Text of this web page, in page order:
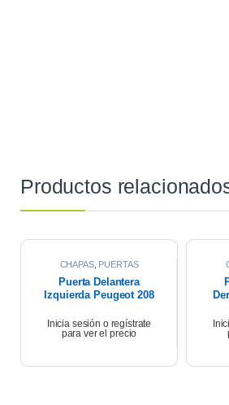
Productos
CHAPAS, PUERTAS
Puerta Delantera
Izquierda Peugeot 208
Inicia sesión o regístrate
para ver el precio